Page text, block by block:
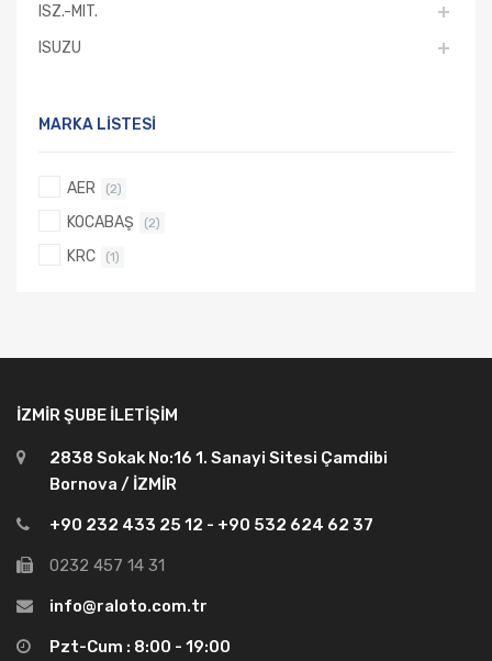
ISZ.-MIT.
ISUZU
MARKA LISTESI
AER (2)
KOCABAŞ (2)
KRC (1)
İZMIR ŞUBE İLETIŞIM
2838 Sokak No:16 1. Sanayi Sitesi Çamdibi
Bornova / İZMİR
+90 232 433 25 12 - +90 532 624 62 37
0232 457 14 31
info@raloto.com.tr
Pzt-Cum : 8:00 - 19:00